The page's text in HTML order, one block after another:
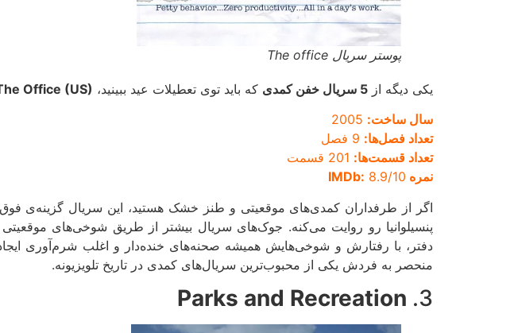
پوستر سریال The office
یکی دیگه از 5 سریال خفن کمدی که باید توی تعطیلات عید ببینید، Office (US)
سال ساخت:
تعداد فصل‌ها:
تعداد قسمت‌ها:
نمره IMDb: 8.9/10
اگر از طرفداران کمدی‌های موقعیتی و طنز خشک هستید، این سریال گزینه‌ی
پنسیلوانیا رو روایت می‌کنه. جوک‌های سریال بیشتر از طریق شوخی‌های
دفتر، با رفتارش و شوخی‌هایش همیشه صحنه‌های خنده‌دار و اغلب شرم‌آوری
منحصر به فردش یکی از محبوب‌ترین سریال‌های کمدی در تاریخ تلویزیونه.
3.
Parks and Recreation